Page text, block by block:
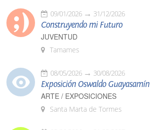
09/01/2026 31/12/2026
Construyendo mi Futuro
JUVENTUD
Tamames
08/05/2026 30/08/2026
Exposición Oswaldo Guayasamín
ARTE / EXPOSICIONES
Santa Marta de Tormes